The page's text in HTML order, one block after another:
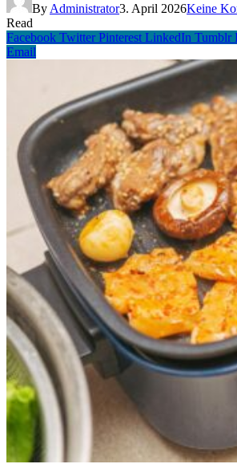
By Administrator3. April 2026Keine
Read
Facebook Twitter Pinterest LinkedIn Tumblr
Email